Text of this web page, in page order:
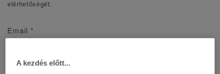
elérhetőségét.
Email *
A kezdés előtt...